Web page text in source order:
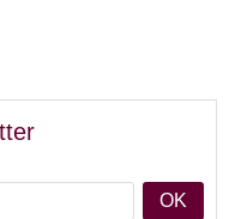
OK